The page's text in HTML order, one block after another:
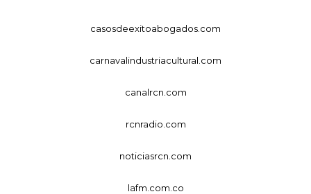
casosdeexitoabogados.com
carnavalindustriacultural.com
canalrcn.com
rcnradio.com
noticiasrcn.com
lafm.com.co